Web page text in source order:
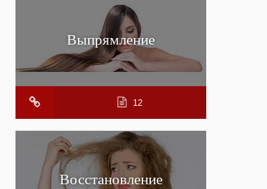
Выпрямление
12
Восстановление